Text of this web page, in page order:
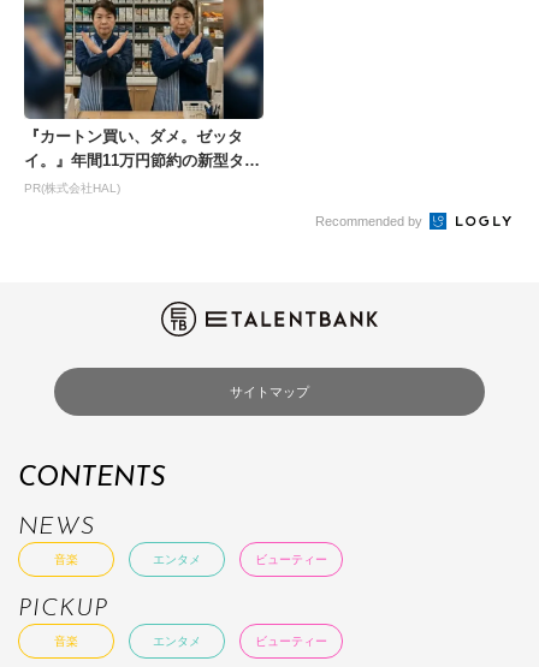
『カートン買い、ダメ。ゼッタ
イ。』年間11万円節約の新型タバ
コが爆売れ
PR(株式会社HAL)
Recommended by
サイトマップ
CONTENTS
NEWS
音楽 エンタメ ビューティー
PICKUP
音楽 エンタメ ビューティー